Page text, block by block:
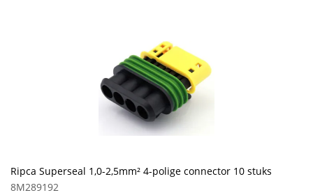
Ripca Superseal 1,0-2,5mm² 4-polige connector 10 stuks
8M289192